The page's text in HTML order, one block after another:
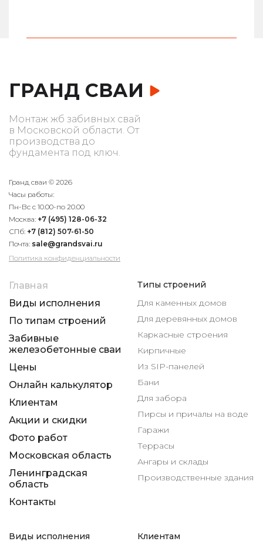
ГРАНД СВАИ
Монтаж жб забивных свай
в Московской области. От
производства до
фундамента под ключ.
Гранд сваи © 2026
Часы работы:
Пн-Вс с 10.00-по 20.00
Москва: +7 (495) 128-06-32
СПб: +7 (812) 507-61-50
Почта: sale@grandsvai.ru
Политика конфиденциальности
Главная
Виды исполнения
По типам строений
Забивные
железобетонные сваи
Цены
Онлайн калькулятор
Клиентам
Акции и скидки
Фото работ
Московская область
Ленинградская
область
Контакты
Типы строений
Для каменных домов
Для деревянных домов
Каркасные строения
Кирпичные
Из SIP-панелей
Бани
Для забора
Пирсы и причалы на воде
Гаражи
Террасы
Ангары и склады
Производственные здания
Виды исполнения
Клиентам